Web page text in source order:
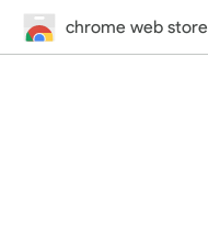
chrome web store